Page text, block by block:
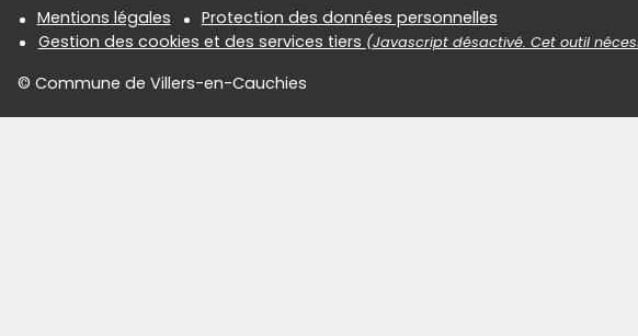
Informations réglementaires
Mentions légales
Protection des données personnelles
Gestion des cookies et des services tiers (Javascript désactivé. Cet outil
© Commune de Villers-en-Cauchies